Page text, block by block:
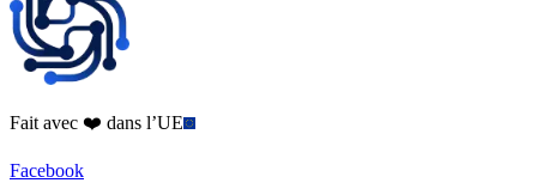
Fait avec ❤️ dans l’UE
Facebook